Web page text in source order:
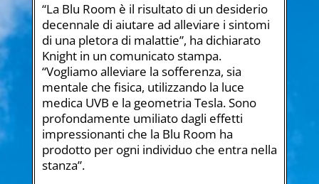
“La Blu Room è il risultato di un desiderio
decennale di aiutare ad alleviare i sintomi
di una pletora di malattie”, ha dichiarato
Knight in un comunicato stampa.
“Vogliamo alleviare la sofferenza, sia
mentale che fisica, utilizzando la luce
medica UVB e la geometria Tesla. Sono
profondamente umiliato dagli effetti
impressionanti che la Blu Room ha
prodotto per ogni individuo che entra nella
stanza”.